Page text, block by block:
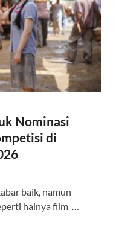
Nominasi
di
baik, namun
halnya film …